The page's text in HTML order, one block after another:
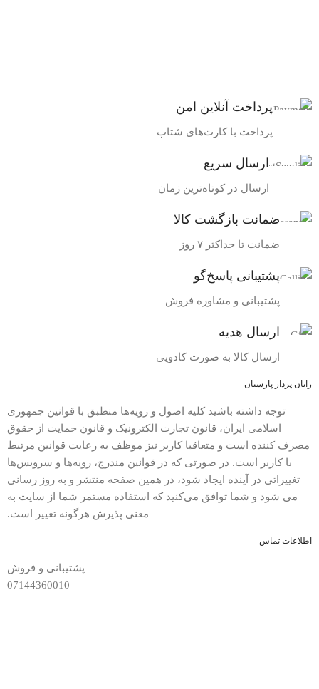
پرداخت آنلاین امن
پرداخت با کارت‌های شتاب
ارسال سریع
ارسال در کوتاه‌ترین زمان
ضمانت بازگشت کالا
ضمانت تا حداکثر ۷ روز
پشتیبانی پاسخ‌گو
پشتیبانی و مشاوره فروش
ارسال هدیه
ارسال کالا به صورت کادویی
رایان پرداز پارسیان
توجه داشته باشید کلیه اصول و رویه‏‌ها منطبق با قوانین جمهوری
اسلامی ایران، قانون تجارت الکترونیک و قانون حمایت از حقوق
مصرف کننده است و متعاقبا کاربر نیز موظف به رعایت قوانین مرتبط
با کاربر است. در صورتی که در قوانین مندرج، رویه‏‌ها و سرویس‏‌ها
تغییراتی در آینده ایجاد شود، در همین صفحه منتشر و به روز رسانی
می شود و شما توافق می‏‌کنید که استفاده مستمر شما از سایت به
معنی پذیرش هرگونه تغییر است.
اطلاعات تماس
پشتیبانی و فروش
07144360010